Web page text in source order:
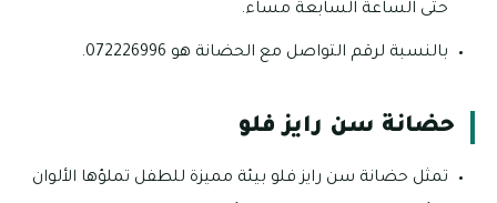
حتى الساعة السابعة مساء.
بالنسبة لرقم التواصل مع الحضانة هو 072226996.
حضانة سن رايز فلو
تمثل حضانة سن رايز فلو بيئة مميزة للطفل تملؤها الألوان